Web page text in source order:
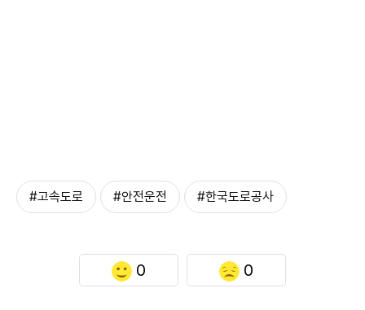
#고속도로 #안전운전 #한국도로공사
0 0